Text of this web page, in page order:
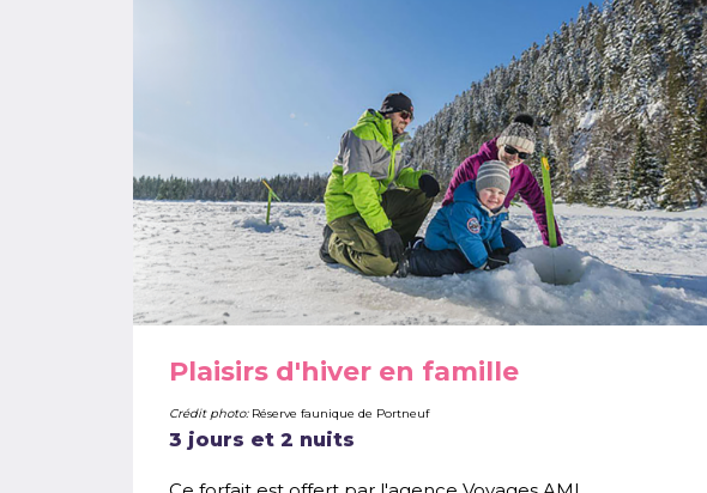
Plaisirs d'hiver en famille
Crédit photo: Réserve faunique de Portneuf
3 jours et 2 nuits